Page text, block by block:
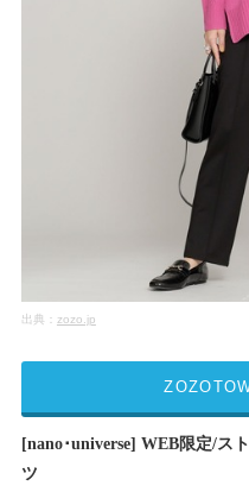
出典： zozo.jp
[nano･universe] WEB限定/ス
ツ